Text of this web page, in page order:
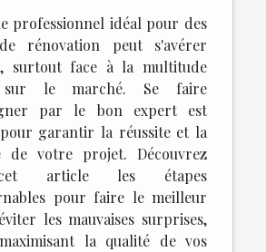
professionnel idéal pour des
rénovation peut s'avérer
surtout face à la multitude
sur le marché. Se faire
par le bon expert est
pour garantir la réussite et la
de votre projet. Découvrez
article les étapes
pour faire le meilleur
les mauvaises surprises,
la qualité de vos